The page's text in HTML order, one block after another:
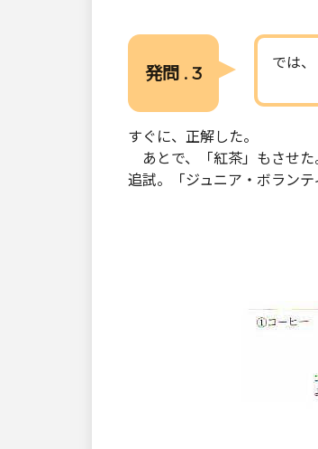
発問 . 3 では
すぐに、正解した。
あとで、「紅茶」もさせた
追試。「ジュニア・ボラン